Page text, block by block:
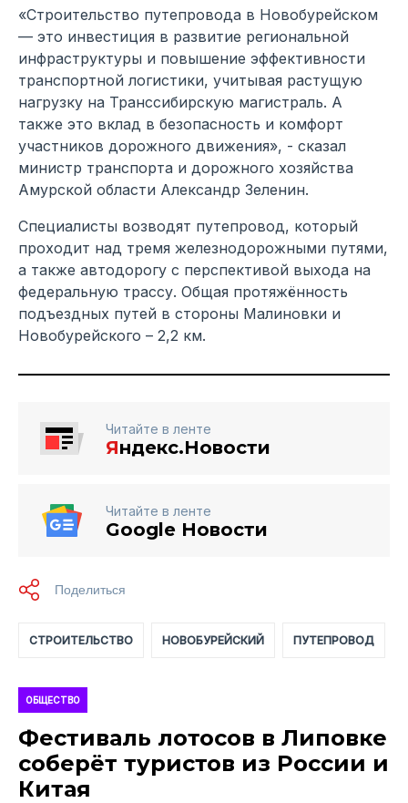
«Строительство путепровода в Новобурейском
— это инвестиция в развитие региональной
инфраструктуры и повышение эффективности
транспортной логистики, учитывая растущую
нагрузку на Транссибирскую магистраль. А
также это вклад в безопасность и комфорт
участников дорожного движения», - сказал
министр транспорта и дорожного хозяйства
Амурской области Александр Зеленин.
Специалисты возводят путепровод, который
проходит над тремя железнодорожными путями,
а также автодорогу с перспективой выхода на
федеральную трассу. Общая протяжённость
подъездных путей в стороны Малиновки и
Новобурейского – 2,2 км.
Читайте в ленте
Яндекс.Новости
Читайте в ленте
Google Новости
СТРОИТЕЛЬСТВО НОВОБУРЕЙСКИЙ ПУТЕПРОВОД
ОБЩЕСТВО
Фестиваль лотосов в Липовке
соберёт туристов из России и
Китая